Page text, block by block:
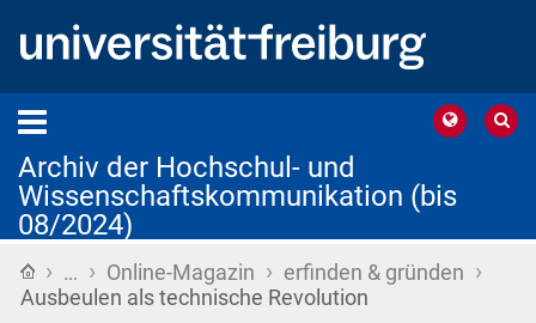
Archiv der Hochschul- und
Wissenschaftskommunikation (bis
08/2024)
Startseite
› … › Online-Magazin › erfinden & gründen ›
Ausbeulen als technische Revolution